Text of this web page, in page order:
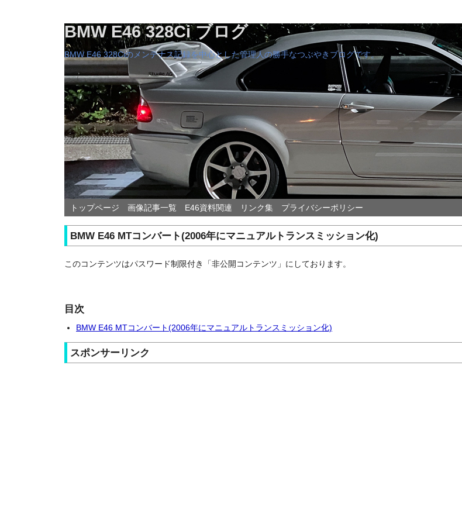
BMW E46 328Ci ブログ
BMW E46 328Ciのメンテナス記録を中心とした管理人の勝手なつぶやきブログです。
トップページ 画像記事一覧 E46資料関連 リンク集 プライバシーポリシー
BMW E46 MTコンバート(2006年にマニュアルトランスミッション化)
このコンテンツはパスワード制限付き「非公開コンテンツ」にしております。
目次
BMW E46 MTコンバート(2006年にマニュアルトランスミッション化)
スポンサーリンク